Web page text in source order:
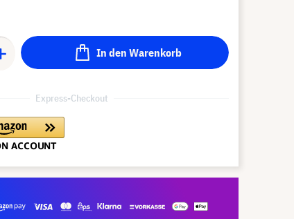
In den Warenkorb
Express-Checkout